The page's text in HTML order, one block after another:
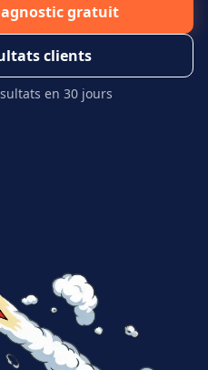
gratuit
clients
en 30 jours